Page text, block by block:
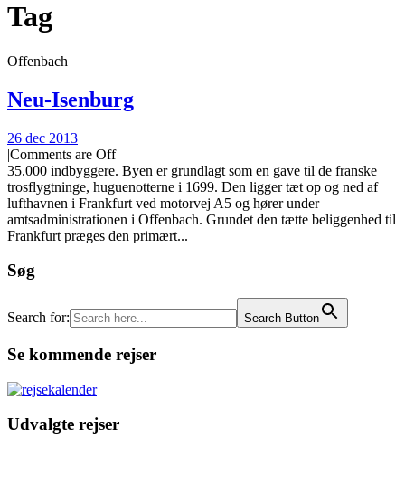
Tag
Offenbach
Neu-Isenburg
26 dec 2013
|Comments are Off
35.000 indbyggere. Byen er grundlagt som en gave til de franske
trosflygtninge, huguenotterne i 1699. Den ligger tæt op og ned af
lufthavnen i Frankfurt ved motorvej A5 og hører under
amtsadministrationen i Offenbach. Grundet den tætte beliggenhed til
Frankfurt præges den primært...
Søg
Search for: Search Button
Se kommende rejser
Udvalgte rejser